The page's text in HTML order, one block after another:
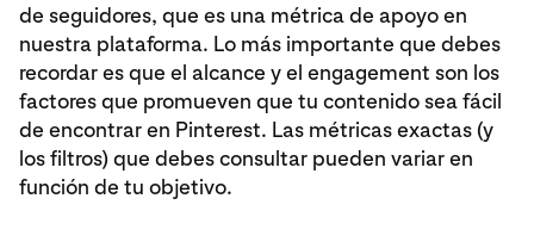
de seguidores, que es una métrica de apoyo en
nuestra plataforma. Lo más importante que debes
recordar es que el alcance y el engagement son los
factores que promueven que tu contenido sea fácil
de encontrar en Pinterest. Las métricas exactas (y
los filtros) que debes consultar pueden variar en
función de tu objetivo.